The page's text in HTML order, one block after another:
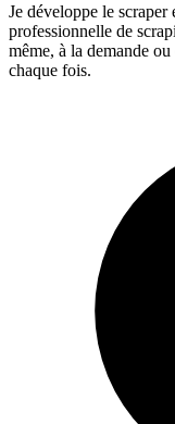
Je développe le
professionnelle de
même, à la demande
chaque fois.